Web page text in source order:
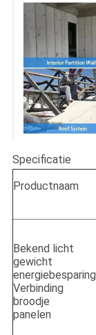
Specificatie
Productnaam
Bekend licht
gewicht
energiebesparing
Verbinding
broodje
panelen